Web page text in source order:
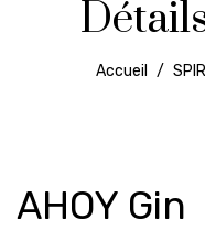
Accueil /
AHOY Gin